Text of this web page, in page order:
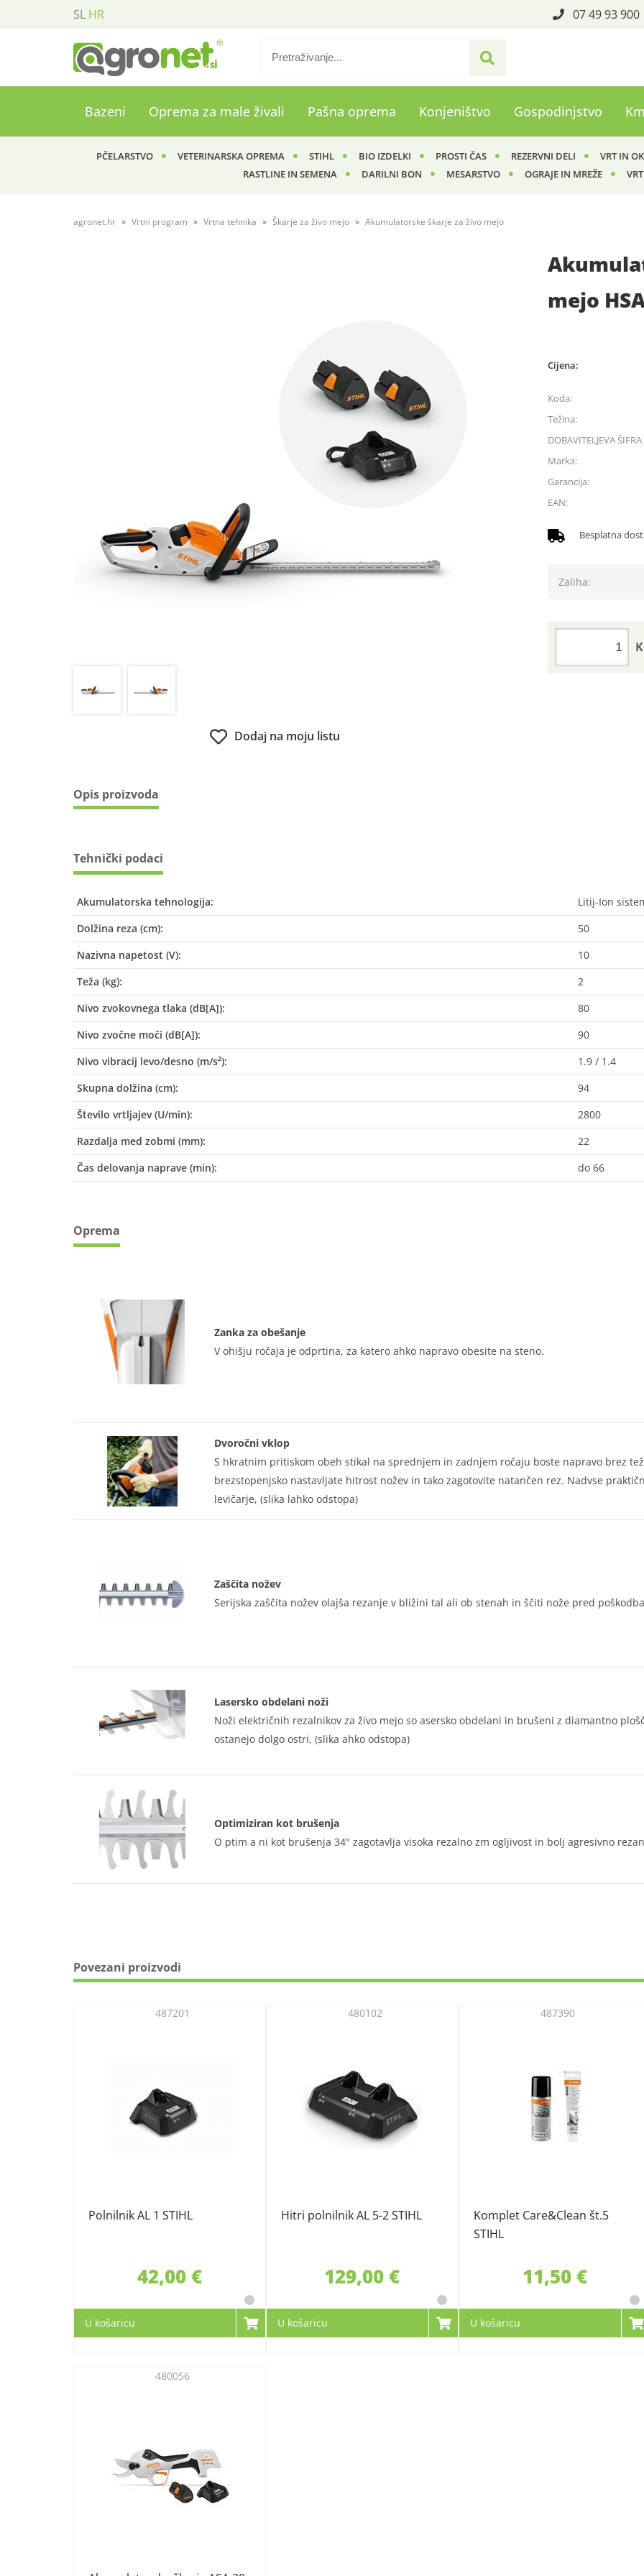
SL HR 07 49 93 900
Bazeni Oprema za male živali Pašna oprema Konjeništvo Gospodinjstvo
PČELARSTVO VETERINARSKA OPREMA STIHL BIO IZDELKI PROSTI ČAS REZERVNI DELI VRT IN
RASTLINE IN SEMENA
DARILNI BON MESARSTVO OGRAJE IN MREŽE
agronet.hr Vrtni program Vrtna tehnika Škarje za živo mejo Akumulatorske škarje za živo mejo
mejo
Dodaj na moju listu
Cijena:
Koda:
Težina:
DOBAVITELJEVA
Marka:
Garancija:
EAN:
Besplatna
Zaliha:
Opis proizvoda
Tehnički podaci
Akumulatorska tehnologija:
Litij-Ion
Dolžina reza (cm):
50
Nazivna napetost (V):
10
Teža (kg):
2
Nivo zvokovnega tlaka (dB[A]):
80
Nivo zvočne moči (dB[A]):
90
Nivo vibracij levo/desno (m/s²):
1.9 / 1.4
Skupna dolžina (cm):
94
Število vrtljajev (U/min):
2800
Razdalja med zobmi (mm):
22
Čas delovanja naprave (min):
do 66
Oprema
Zanka za obešanje
V ohišju ročaja je odprtina, za katero ahko napravo obesite na steno.
Dvoročni vklop
S hkratnim pritiskom obeh stikal na sprednjem in zadnjem ročaju boste napravo brez
brezstopenjsko nastavljate hitrost nožev in tako zagotovite natančen rez. Nadvse
levičarje, (slika lahko odstopa)
Zaščita nožev
Serijska zaščita nožev olajša rezanje v bližini tal ali ob stenah in ščiti nože pred
Lasersko obdelani noži
Noži električnih rezalnikov za živo mejo so asersko obdelani in brušeni z diamantno
ostanejo dolgo ostri, (slika ahko odstopa)
Optimiziran kot brušenja
O ptim a ni kot brušenja 34° zagotavlja visoka rezalno zm ogljivost in bolj agresivno
Povezani proizvodi
Polnilnik AL 1 STIHL
487201
42,00 €
U košaricu
Hitri polnilnik AL 5-2 STIHL
480102
129,00 €
U košaricu
Komplet Care&Clean št.5
STIHL
487390
11,50 €
U košaricu
480056